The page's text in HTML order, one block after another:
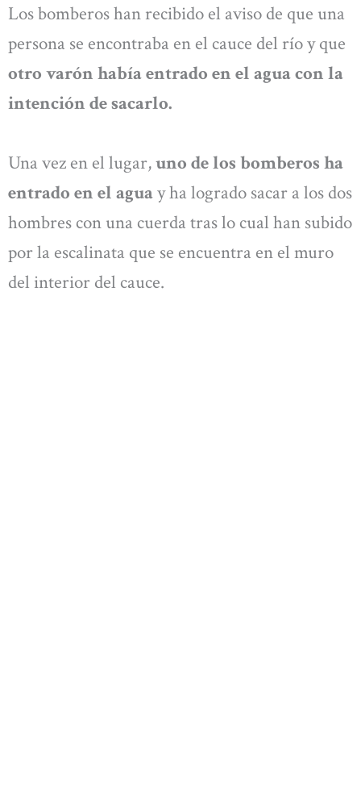
Los bomberos han recibido el aviso de que una
persona se encontraba en el cauce del río y que
otro varón había entrado en el agua con la
intención de sacarlo.
Una vez en el lugar,uno de los bomberos ha
entrado en el aguay ha logrado sacar a los dos
hombres con una cuerda tras lo cual han subido
por la escalinata que se encuentra en el muro
del interior del cauce.